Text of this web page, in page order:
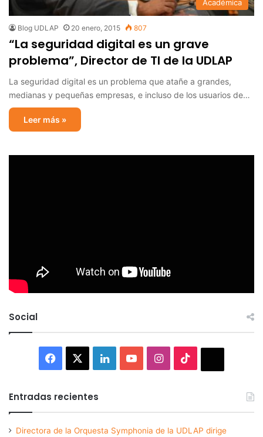
Académica
Blog UDLAP 20 enero, 2015 807
“La seguridad digital es un grave
problema”, Director de TI de la UDLAP
La seguridad digital es un problema que atañe a grandes,
medianas y pequeñas empresas, e incluso de los usuarios de…
Leer más »
Social
Facebook LinkedInYouTubeInstagram
Entradas recientes
Directora de la Orquesta Symphonia de la UDLAP dirige